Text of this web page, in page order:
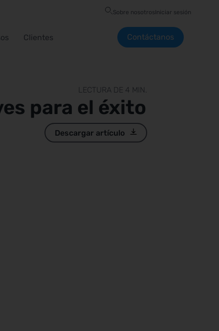
Sobre nosotrosIniciar sesión
Clientes Contáctanos
LECTURA DE 4 MIN.
para el éxito
Descargar artículo